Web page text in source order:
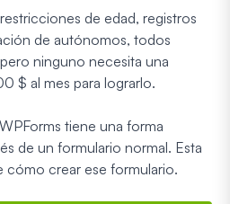
de edad, registros
de autónomos, todos
ninguno necesita una
$ al mes para lograrlo.
tiene una forma
de un formulario normal. Esta
cómo crear ese formulario.